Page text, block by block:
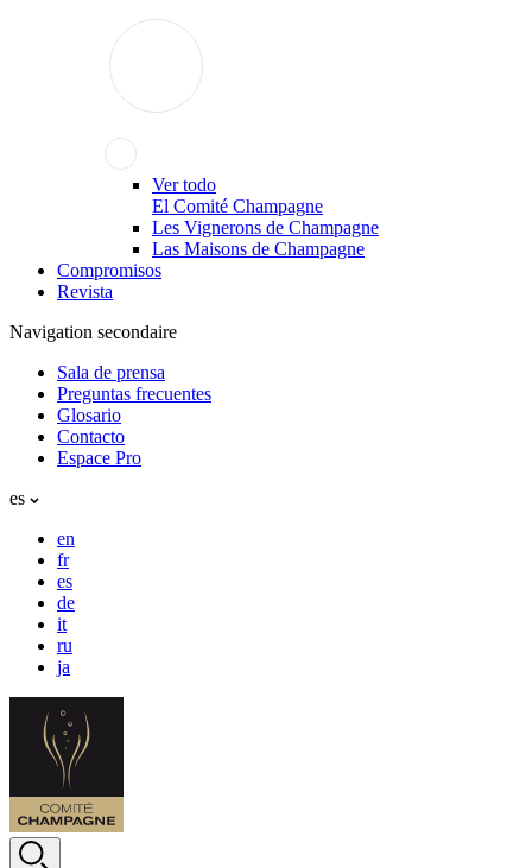
Ver todo
El Comité Champagne
Les Vignerons de Champagne
Las Maisons de Champagne
Compromisos
Revista
Navigation secondaire
Sala de prensa
Preguntas frecuentes
Glosario
Contacto
Espace Pro
es
en
fr
es
de
it
ru
ja